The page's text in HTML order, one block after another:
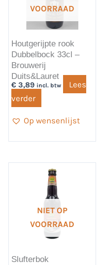
VOORRAAD
Houtgerijpte rook
Dubbelbock 33cl –
Brouwerij
Duits&Lauret
€3,89 incl. btw
Lees
verder
Op wensenlijst
NIET OP
VOORRAAD
Slufterbok